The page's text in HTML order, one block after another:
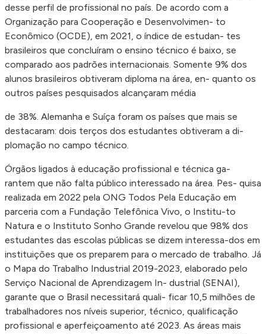
desse perfil de profissional no país. De acordo com a
Organização para Cooperação e Desenvolvimen- to
Econômico (OCDE), em 2021, o índice de estudan- tes
brasileiros que concluíram o ensino técnico é baixo, se
comparado aos padrões internacionais. Somente 9% dos
alunos brasileiros obtiveram diploma na área, en- quanto os
outros países pesquisados alcançaram média
de 38%. Alemanha e Suíça foram os países que mais se
destacaram: dois terços dos estudantes obtiveram a di-
plomação no campo técnico.
Órgãos ligados à educação profissional e técnica ga-
rantem que não falta público interessado na área. Pes- quisa
realizada em 2022 pela ONG Todos Pela Educação em
parceria com a Fundação Telefônica Vivo, o Institu-to
Natura e o Instituto Sonho Grande revelou que 98% dos
estudantes das escolas públicas se dizem interessa-dos em
instituições que os preparem para o mercado de trabalho. Já
o Mapa do Trabalho Industrial 2019-2023, elaborado pelo
Serviço Nacional de Aprendizagem In- dustrial (SENAI),
garante que o Brasil necessitará quali- ficar 10,5 milhões de
trabalhadores nos níveis superior, técnico, qualificação
profissional e aperfeiçoamento até 2023. As áreas mais